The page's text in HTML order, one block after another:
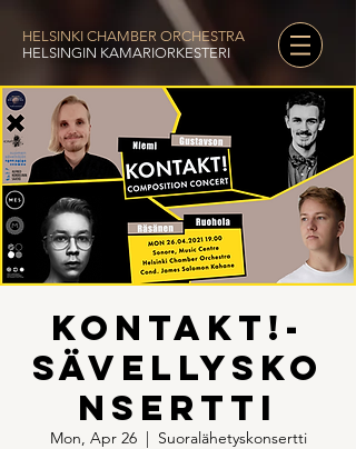
HELSINKI CHAMBER ORCHESTRA
HELSINGIN KAMARIORKESTERI
Kontakt!-
sävellysko
nsertti
Mon, Apr 26
  |
Suoralähetyskonsertti